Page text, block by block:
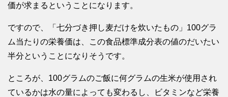
価が求まるということになります。
ですので、「七分づき押し麦だけを炊いたもの」100グラ
ム当たりの栄養価は、この食品標準成分表の値のだいたい
半分ということになりそうです。
ところが、100グラムのご飯に何グラムの生米が使用され
ているかは水の量によっても変わるし、ビタミンなど栄養